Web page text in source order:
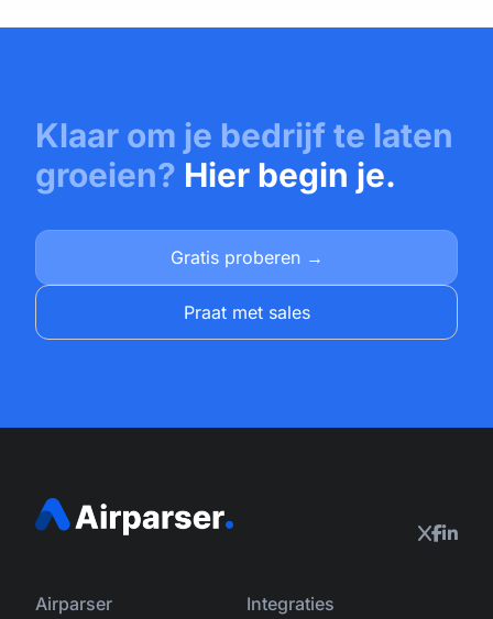
Klaar om je bedrijf te laten
groeien? Hier begin je.
Gratis proberen →
Praat met sales
Airparser Integraties